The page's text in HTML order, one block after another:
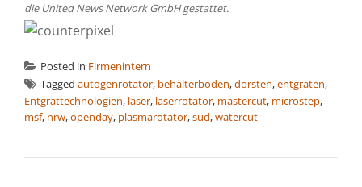
die United News Network GmbH gestattet.
Posted in Firmenintern
Tagged autogenrotator, behälterböden,dorsten,entgraten,
Entgrattechnologien, laser, laserrotator, mastercut, microstep,
msf, nrw,openday, plasmarotator,süd,watercut